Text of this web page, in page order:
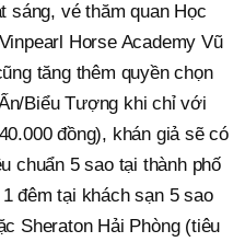
sáng, vé thăm quan Học
Horse Academy Vũ
tăng thêm quyền chọn
Biểu Tượng khi chỉ với
đồng), khán giả sẽ có
chuẩn 5 sao tại thành phố
đêm tại khách sạn 5 sao
Sheraton Hải Phòng (tiêu